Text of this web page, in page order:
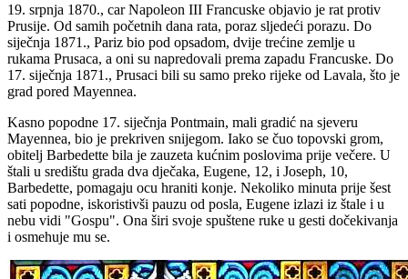
19. srpnja 1870., car Napoleon III Francuske objavio je rat protiv
Prusije. Od samih početnih dana rata, poraz sljedeći porazu. Do
siječnja 1871., Pariz bio pod opsadom, dvije trećine zemlje u
rukama Prusaca, a oni su napredovali prema zapadu Francuske. Do
17. siječnja 1871., Prusaci bili su samo preko rijeke od Lavala, što je
grad pored Mayennea.
Kasno popodne 17. siječnja Pontmain, mali gradić na sjeveru
Mayennea, bio je prekriven snijegom. Iako se čuo topovski grom,
obitelj Barbedette bila je zauzeta kućnim poslovima prije večere. U
štali u središtu grada dva dječaka, Eugene, 12, i Joseph, 10,
Barbedette, pomagaju ocu hraniti konje. Nekoliko minuta prije šest
sati popodne, iskoristivši pauzu od posla, Eugene izlazi iz štale i u
nebu vidi "Gospu". Ona širi svoje spuštene ruke u gesti dočekivanja
i osmehuje mu se.